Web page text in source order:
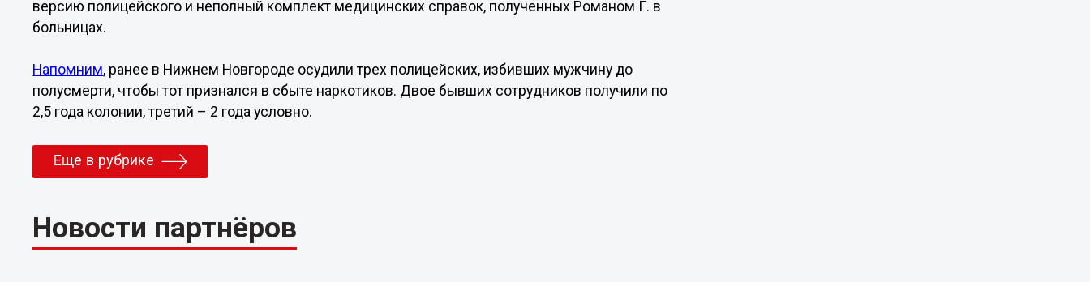
версию полицейского и неполный комплект медицинских справок, полученных Романом Г. в
больницах.
Напомним, ранее в Нижнем Новгороде осудили трех полицейских, избивших мужчину до
полусмерти, чтобы тот признался в сбыте наркотиков. Двое бывших сотрудников получили по
2,5 года колонии, третий – 2 года условно.
Еще в рубрике
Новости партнёров